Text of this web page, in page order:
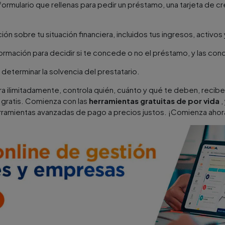
que rellenas para pedir un préstamo, una tarjeta de
sobre tu situación financiera, incluidos tus ingresos,
para decidir si te concede o no el préstamo, y las
la solvencia del prestatario.
ilimitadamente, controla quién, cuánto y qué te deben,
Comienza con las herramientas gratuitas de por vida
avanzadas de pago a precios justos. ¡Comienza